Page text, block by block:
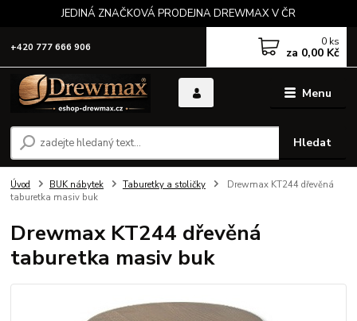
JEDINÁ ZNAČKOVÁ PRODEJNA DREWMAX V ČR
Menu
Hledat
+420 777 666 906 0 ks
za 0,00 Kč
Úvod BUK nábytek Taburetky a stoličky
Drewmax KT244 dřevěná
taburetka masiv buk
Drewmax KT244 dřevěná
taburetka masiv buk